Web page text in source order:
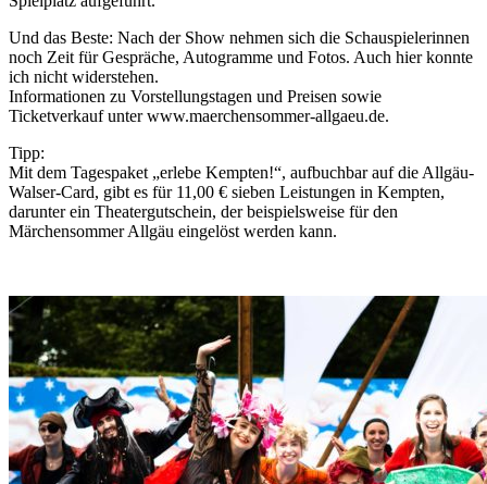
Und das Beste: Nach der Show nehmen sich die Schauspielerinnen
noch Zeit für Gespräche, Autogramme und Fotos. Auch hier konnte
ich nicht widerstehen.
Informationen zu Vorstellungstagen und Preisen sowie
Ticketverkauf unter www.maerchensommer-allgaeu.de.
Tipp:
Mit dem Tagespaket „erlebe Kempten!“, aufbuchbar auf die Allgäu-
Walser-Card, gibt es für 11,00 € sieben Leistungen in Kempten,
darunter ein Theatergutschein, der beispielsweise für den
Märchensommer Allgäu eingelöst werden kann.